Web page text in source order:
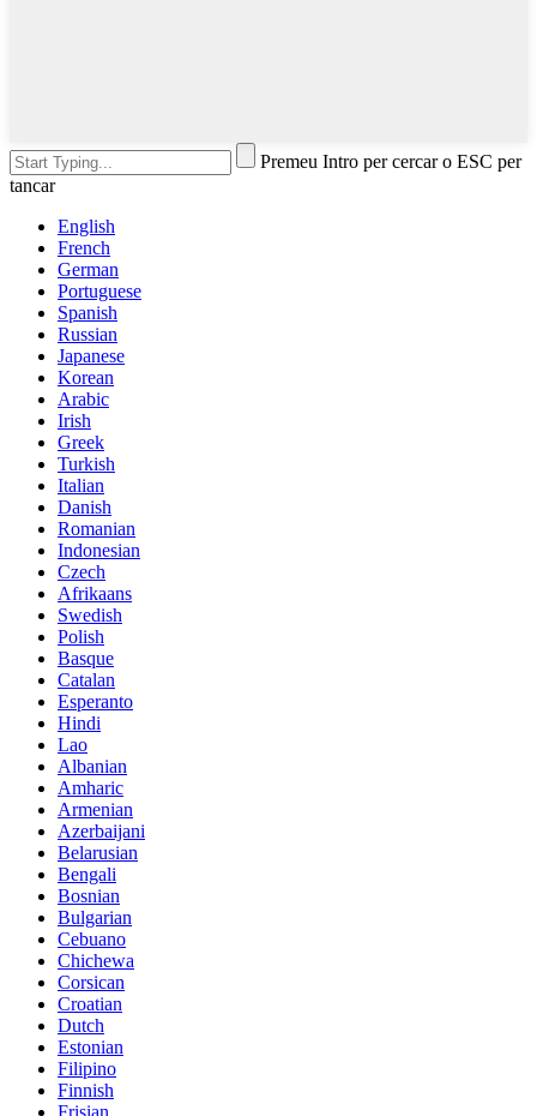
Premeu Intro per cercar o ESC per
tancar
English
French
German
Portuguese
Spanish
Russian
Japanese
Korean
Arabic
Irish
Greek
Turkish
Italian
Danish
Romanian
Indonesian
Czech
Afrikaans
Swedish
Polish
Basque
Catalan
Esperanto
Hindi
Lao
Albanian
Amharic
Armenian
Azerbaijani
Belarusian
Bengali
Bosnian
Bulgarian
Cebuano
Chichewa
Corsican
Croatian
Dutch
Estonian
Filipino
Finnish
Frisian